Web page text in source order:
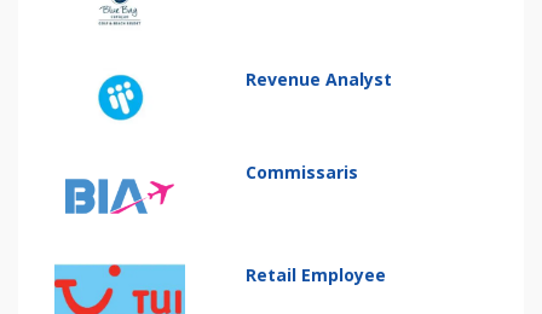
Revenue Analyst
Commissaris
Retail Employee